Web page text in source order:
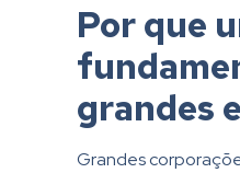
Por que
grandes
Grandes